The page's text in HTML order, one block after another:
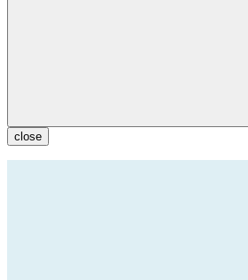
close